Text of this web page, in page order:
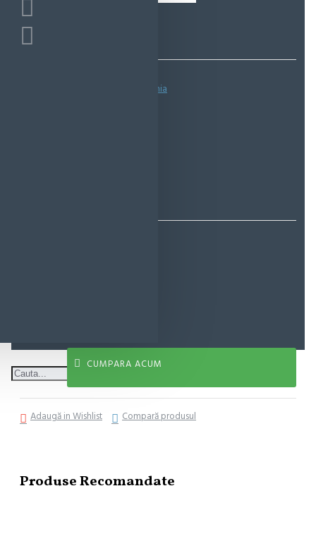
Spune-ţi opinia
CUMPARA ACUM
Adaugă in Wishlist Compară produsul
Produse Recomandate